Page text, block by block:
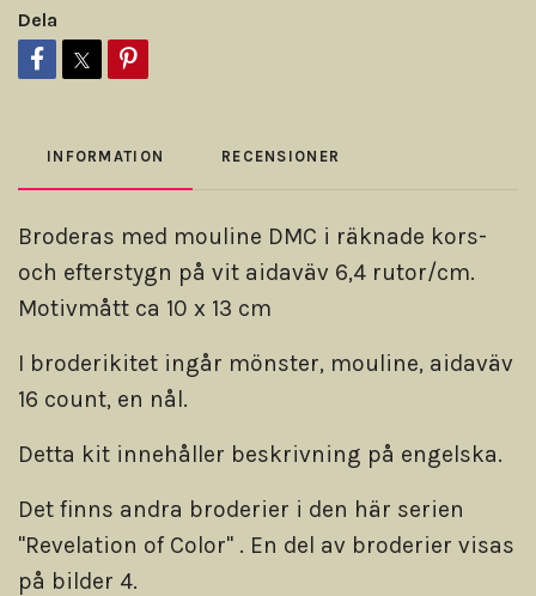
Dela
INFORMATION RECENSIONER
Broderas med mouline DMC i räknade kors-
och efterstygn på vit aidaväv 6,4 rutor/cm.
Motivmått ca 10 x 13 cm
I broderikitet ingår mönster, mouline, aidaväv
16 count, en nål.
Detta kit innehåller beskrivning på engelska.
Det finns andra broderier i den här serien
"Revelation of Color" . En del av broderier visas
på bilder 4.